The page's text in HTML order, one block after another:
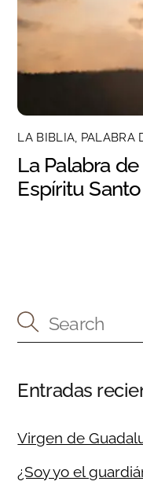
LA BIBLIA, PALABRA
La Palabra
Espíritu Santo
Entradas
Virgen de
¿Soy yo el